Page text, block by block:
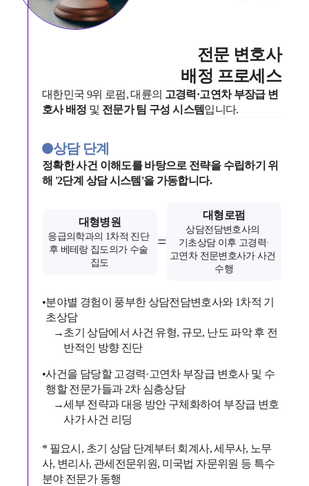
전문 변호사
배정 프로세스
대한민국 9위 로펌, 대륜의 고경력·고연차 부장급 변
호사 배정 및 전문가 팀 구성 시스템입니다.
상담 단계
정확한 사건 이해도를 바탕으로 전략을 수립하기 위
해 '2단계 상담 시스템'을 가동합니다.
대형병원
응급의학과의 1차적 진단
후 베테랑 집도의가 수술
집도
=
대형로펌
상담전담변호사의
기초상담 이후 고경력·
고연차 전문변호사가 사건
수행
•분야별 경험이 풍부한 상담전담변호사와 1차적 기
초상담
→초기 상담에서 사건 유형, 규모, 난도 파악 후 전
반적인 방향 진단
•사건을 담당할 고경력·고연차 부장급 변호사 및 수
행할 전문가들과 2차 심층상담
→세부 전략과 대응 방안 구체화하여 부장급 변호
사가 사건 리딩
* 필요시, 초기 상담 단계부터 회계사, 세무사, 노무
사, 변리사, 관세전문위원, 미국법 자문위원 등 특수
분야 전문가 동행